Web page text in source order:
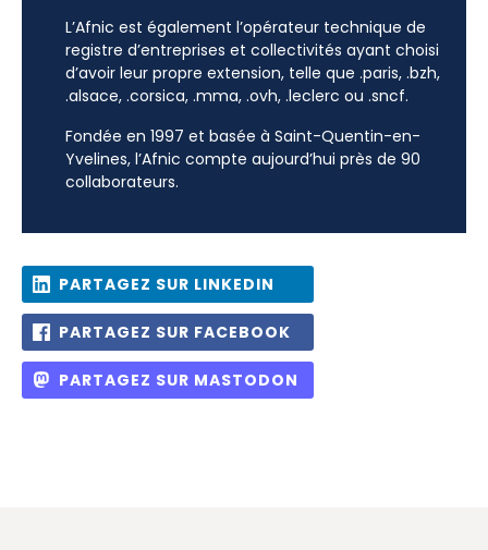
L’Afnic est également l’opérateur technique de
registre d’entreprises et collectivités ayant choisi
d’avoir leur propre extension, telle que .paris, .bzh,
.alsace, .corsica, .mma, .ovh, .leclerc ou .sncf.
Fondée en 1997 et basée à Saint-Quentin-en-
Yvelines, l’Afnic compte aujourd’hui près de 90
collaborateurs.
PARTAGEZ SUR LINKEDIN
PARTAGEZ SUR FACEBOOK
PARTAGEZ SUR MASTODON